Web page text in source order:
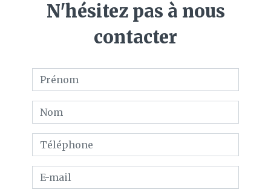
N'hésitez pas à nous
contacter